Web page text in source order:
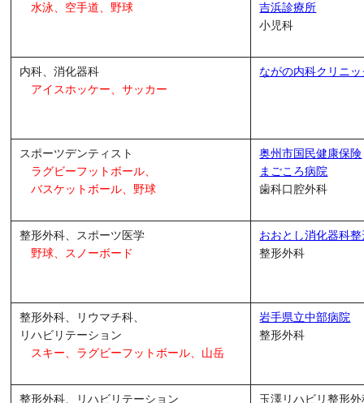
水泳、空手道、野球
吉浜診療所
小児科
内科、消化器科
アイスホッケー、サッカー
ながの内科クリニ
スポーツデンティスト
ラグビーフットボール、
バスケットボール、野球
奥州市国民健康保険
まごころ病院
歯科口腔外科
整形外科、スポーツ医学
野球、スノーボード
おおとし消化器科
整形外科
整形外科、リウマチ科、
リハビリテーション
スキー、 ラグビーフットボール、山岳
岩手県立中部病院
整形外科
整形外科、リハビリテーション
玉澤リハビリ整形